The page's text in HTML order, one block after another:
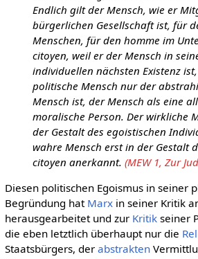
Endlich gilt der Mensch, wie er
bürgerlichen Gesellschaft ist, für
Menschen, für den homme im
citoyen, weil er der Mensch in
individuellen nächsten Existenz
politische Mensch nur der
Mensch ist, der Mensch als eine
moralische Person. Der wirkliche
der Gestalt des egoistischen
wahre Mensch erst in der Gestalt
citoyen anerkannt. (MEW 1, Zur
Diesen politischen Egoismus in seiner
Begründung hat Marxin seiner Kritik
herausgearbeitet und zur Kritikseiner
die eben letztlich überhaupt nur die
Staatsbürgers, der abstrakten